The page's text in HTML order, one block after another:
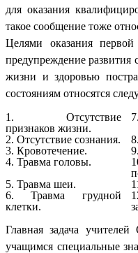
для оказания
такое сообщение тоже
Целями оказания
предупреждение развития
жизни и здоровью
состояниям относятся
1. Отсутствие
признаков жизни.
2. Отсутствие сознания.
3. Кровотечение.
4. Травма головы.
5. Травма шеи.
6. Травма грудной
клетки.
Главная задача
учащимся специальные